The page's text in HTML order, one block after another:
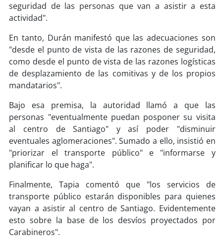
seguridad de las personas que van a asistir a esta
actividad".
En tanto, Durán manifestó que las adecuaciones son
"desde el punto de vista de las razones de seguridad,
como desde el punto de vista de las razones logísticas
de desplazamiento de las comitivas y de los propios
mandatarios".
Bajo esa premisa, la autoridad llamó a que las
personas "eventualmente puedan posponer su visita
al centro de Santiago" y así poder "disminuir
eventuales aglomeraciones". Sumado a ello, insistió en
"priorizar el transporte público" e "informarse y
planificar lo que haga".
Finalmente, Tapia comentó que "los servicios de
transporte público estarán disponibles para quienes
vayan a asistir al centro de Santiago. Evidentemente
esto sobre la base de los desvíos proyectados por
Carabineros".